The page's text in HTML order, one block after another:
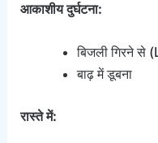
आकाशीय दुर्घटना:
बिजली गिरने
बाढ़ में डूबना
रास्ते में: